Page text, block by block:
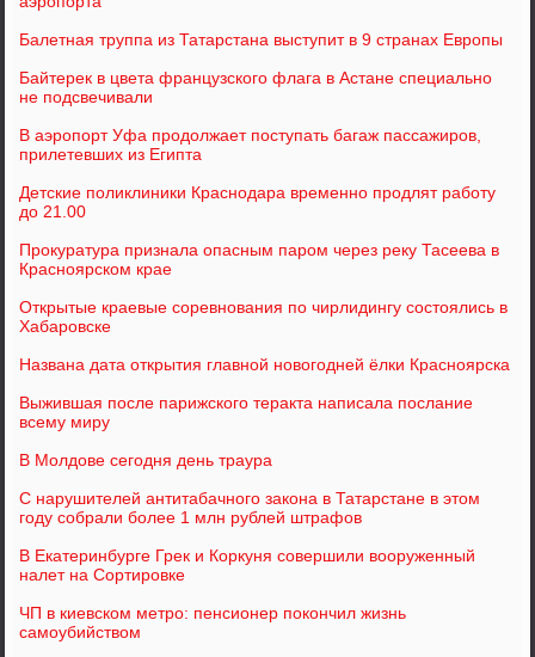
Балетная труппа из Татарстана выступит в 9 странах Европы
Байтерек в цвета французского флага в Астане специально
не подсвечивали
В аэропорт Уфа продолжает поступать багаж пассажиров,
прилетевших из Египта
Детские поликлиники Краснодара временно продлят работу
до 21.00
Прокуратура признала опасным паром через реку Тасеева в
Красноярском крае
Открытые краевые соревнования по чирлидингу состоялись в
Хабаровске
Названа дата открытия главной новогодней ёлки Красноярска
Выжившая после парижского теракта написала послание
всему миру
В Молдове сегодня день траура
С нарушителей антитабачного закона в Татарстане в этом
году собрали более 1 млн рублей штрафов
В Екатеринбурге Грек и Коркуня совершили вооруженный
налет на Сортировке
ЧП в киевском метро: пенсионер покончил жизнь
самоубийством